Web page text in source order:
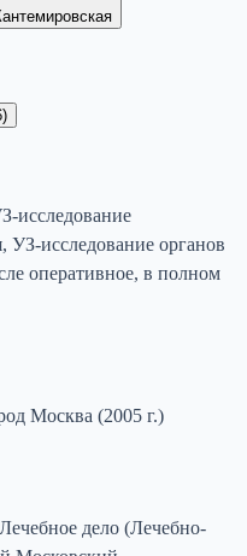
)
исследование
УЗ-исследование органов
оперативное, в полном
Москва (2005 г.)
дело (Лечебно-